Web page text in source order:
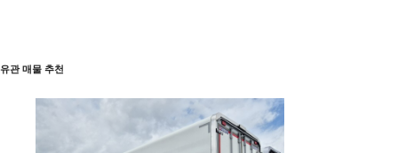
유관 매물 추천